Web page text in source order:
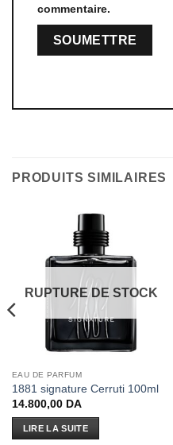
commentaire.
PRODUITS SIMILAIRES
RUPTURE DE STOCK
EAU DE PARFUM
1881 signature Cerruti 100ml
14.800,00 DA
LIRE LA SUITE